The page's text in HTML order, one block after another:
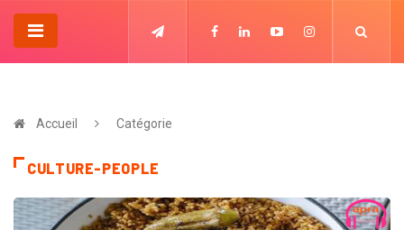
Accueil Catégorie
CULTURE-PEOPLE